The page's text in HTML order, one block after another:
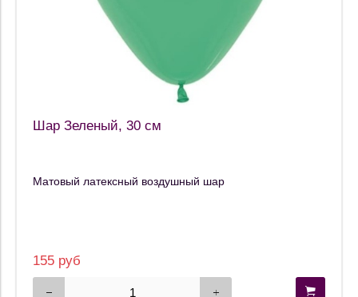
Шар Зеленый, 30 см
Матовый латексный воздушный шар
155 руб